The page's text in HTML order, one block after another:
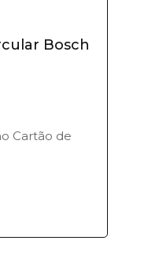
Bosch
Cartão de